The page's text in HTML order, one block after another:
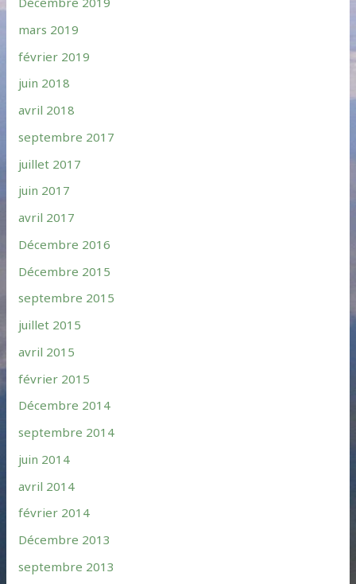
mars 2019
février 2019
juin 2018
avril 2018
septembre 2017
juillet 2017
juin 2017
avril 2017
Décembre 2016
Décembre 2015
septembre 2015
juillet 2015
avril 2015
février 2015
Décembre 2014
septembre 2014
juin 2014
avril 2014
février 2014
Décembre 2013
septembre 2013